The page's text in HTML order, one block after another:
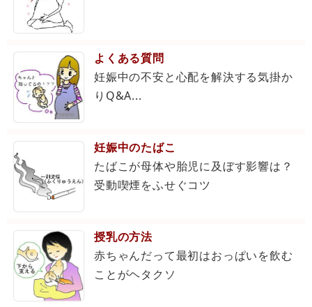
よくある質問
妊娠中の不安と心配を解決する気掛か
りQ&A...
妊娠中のたばこ
たばこが母体や胎児に及ぼす影響は？
受動喫煙をふせぐコツ
授乳の方法
赤ちゃんだって最初はおっぱいを飲む
ことがヘタクソ